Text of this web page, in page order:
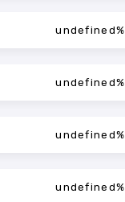
undefined%
undefined%
undefined%
undefined%